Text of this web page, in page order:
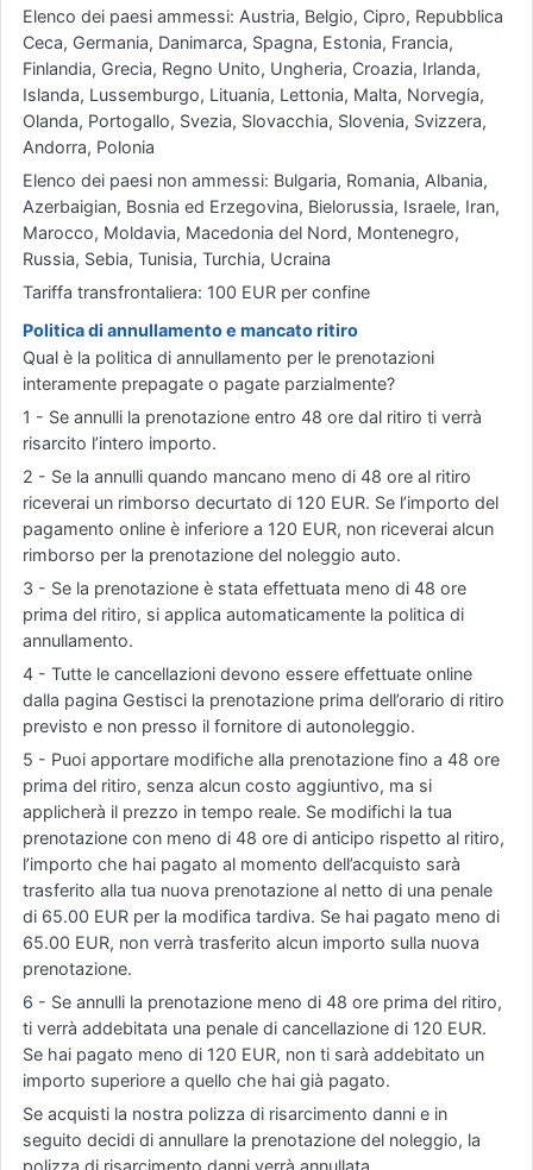
Elenco dei paesi ammessi: Austria, Belgio, Cipro, Repubblica
Ceca, Germania, Danimarca, Spagna, Estonia, Francia,
Finlandia, Grecia, Regno Unito, Ungheria, Croazia, Irlanda,
Islanda, Lussemburgo, Lituania, Lettonia, Malta, Norvegia,
Olanda, Portogallo, Svezia, Slovacchia, Slovenia, Svizzera,
Andorra, Polonia
Elenco dei paesi non ammessi: Bulgaria, Romania, Albania,
Azerbaigian, Bosnia ed Erzegovina, Bielorussia, Israele, Iran,
Marocco, Moldavia, Macedonia del Nord, Montenegro,
Russia, Sebia, Tunisia, Turchia, Ucraina
Tariffa transfrontaliera: 100 EUR per confine
Politica di annullamento e mancato ritiro
Qual è la politica di annullamento per le prenotazioni
interamente prepagate o pagate parzialmente?
1 - Se annulli la prenotazione entro 48 ore dal ritiro ti verrà
risarcito l’intero importo.
2 - Se la annulli quando mancano meno di 48 ore al ritiro
riceverai un rimborso decurtato di 120 EUR. Se l’importo del
pagamento online è inferiore a 120 EUR, non riceverai alcun
rimborso per la prenotazione del noleggio auto.
3 - Se la prenotazione è stata effettuata meno di 48 ore
prima del ritiro, si applica automaticamente la politica di
annullamento.
4 - Tutte le cancellazioni devono essere effettuate online
dalla pagina Gestisci la prenotazione prima dell’orario di ritiro
previsto e non presso il fornitore di autonoleggio.
5 - Puoi apportare modifiche alla prenotazione fino a 48 ore
prima del ritiro, senza alcun costo aggiuntivo, ma si
applicherà il prezzo in tempo reale. Se modifichi la tua
prenotazione con meno di 48 ore di anticipo rispetto al ritiro,
l’importo che hai pagato al momento dell’acquisto sarà
trasferito alla tua nuova prenotazione al netto di una penale
di 65.00 EUR per la modifica tardiva. Se hai pagato meno di
65.00 EUR, non verrà trasferito alcun importo sulla nuova
prenotazione.
6 - Se annulli la prenotazione meno di 48 ore prima del ritiro,
ti verrà addebitata una penale di cancellazione di 120 EUR.
Se hai pagato meno di 120 EUR, non ti sarà addebitato un
importo superiore a quello che hai già pagato.
Se acquisti la nostra polizza di risarcimento danni e in
seguito decidi di annullare la prenotazione del noleggio, la
polizza di risarcimento danni verrà annullata